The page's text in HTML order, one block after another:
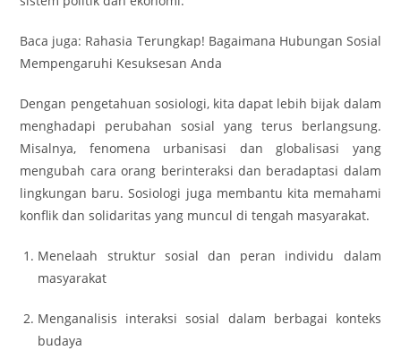
Baca juga: Rahasia Terungkap! Bagaimana Hubungan Sosial
Mempengaruhi Kesuksesan Anda
Dengan pengetahuan sosiologi, kita dapat lebih bijak dalam
menghadapi perubahan sosial yang terus berlangsung.
Misalnya, fenomena urbanisasi dan globalisasi yang
mengubah cara orang berinteraksi dan beradaptasi dalam
lingkungan baru. Sosiologi juga membantu kita memahami
konflik dan solidaritas yang muncul di tengah masyarakat.
Menelaah struktur sosial dan peran individu dalam
masyarakat
Menganalisis interaksi sosial dalam berbagai konteks
budaya